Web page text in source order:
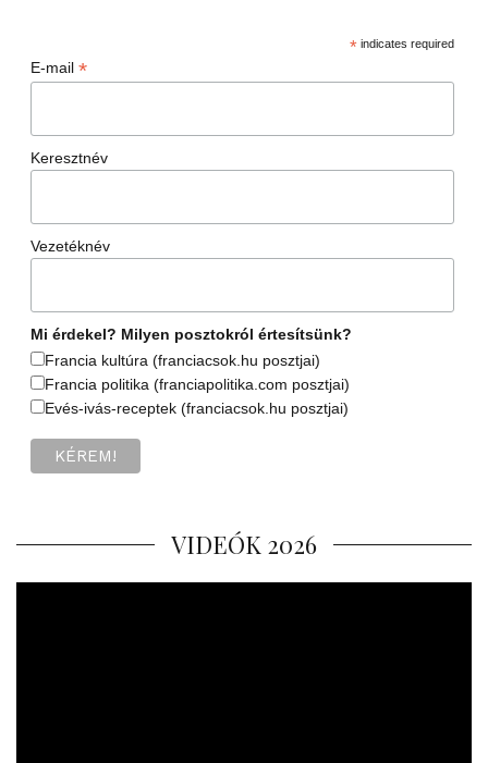
*indicates required
E-mail *
Keresztnév
Vezetéknév
Mi érdekel? Milyen posztokról értesítsünk?
Francia kultúra (franciacsok.hu posztjai)
Francia politika (franciapolitika.com posztjai)
Evés-ivás-receptek (franciacsok.hu posztjai)
VIDEÓK 2026